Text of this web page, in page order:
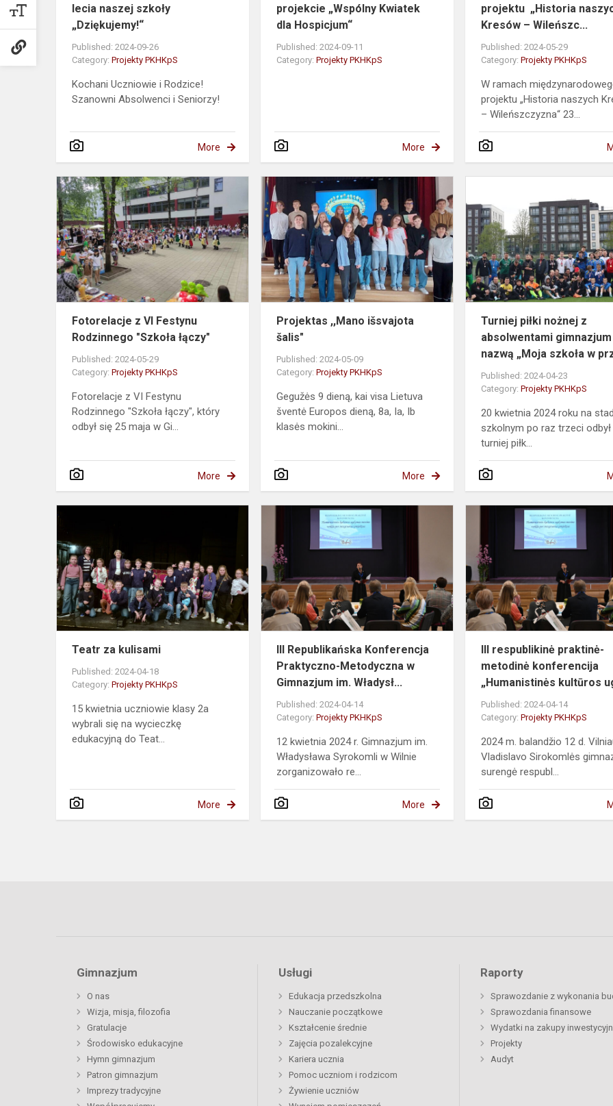
lecia naszej szkoły
„Dziękujemy!“
Published: 2024-09-26
Category: Projekty PKHKpS
Kochani Uczniowie i Rodzice!
Szanowni Absolwenci i Seniorzy!
More
projekcie „Wspólny Kwiatek
dla Hospicjum“
Published: 2024-09-11
Category:Projekty PKHKpS
More
projektu „Historia
Kresów – Wileńszc...
Published: 2024-05-29
Category:Projekty PKHKpS
W ramach
projektu „Historia naszych
– Wileńszczyzna“ 23...
Fotorelacje
VI
Festynu
Rodzinnego
"Szkoła
łączy"
Fotorelacje z VI Festynu
Rodzinnego "Szkoła łączy"
Published: 2024-05-29
Category: Projekty PKHKpS
Fotorelacje z VI Festynu
Rodzinnego "Szkoła łączy", który
odbył się 25 maja w Gi...
More
,,Mano
išsvajota
šalis"
Projektas ,,Mano išsvajota
šalis"
Published: 2024-05-09
Category:Projekty PKHKpS
Gegužės 9 dieną, kai visa Lietuva
šventė Europos dieną, 8a, Ia, Ib
klasės mokini...
More
Turniej piłki nożnej z
absolwentami
nazwą „Moja szkoła w
Published: 2024-04-23
Category:Projekty PKHKpS
20 kwietnia 2024 roku na
szkolnym po raz trzeci
turniej piłk...
kulisami
Teatr za kulisami
Published: 2024-04-18
Category: Projekty PKHKpS
15 kwietnia uczniowie klasy 2a
wybrali się na wycieczkę
edukacyjną do Teat...
More
Konferencja
Praktyczno-
Metodyczna
w
Gimna...
III Republikańska Konferencja
Praktyczno-Metodyczna w
Gimnazjum im. Władysł...
Published: 2024-04-14
Category:Projekty PKHKpS
12 kwietnia 2024 r. Gimnazjum im.
Władysława Syrokomli w Wilnie
zorganizowało re...
More
III respublikinė praktinė-
metodinė konferencija
„Humanistinės kultūros
Published: 2024-04-14
Category:Projekty PKHKpS
2024 m. balandžio 12 d.
Vladislavo Sirokomlės
surengė respubl...
Gimnazjum
O nas
Wizja, misja, filozofia
Gratulacje
Środowisko edukacyjne
Hymn gimnazjum
Patron gimnazjum
Imprezy tradycyjne
Usługi
Edukacja przedszkolna
Nauczanie początkowe
Kształcenie średnie
Zajęcia pozalekcyjne
Kariera ucznia
Pomoc uczniom i rodzicom
Żywienie uczniów
Raporty
Sprawozdanie z wykonania
Sprawozdania finansowe
Wydatki na zakupy
Projekty
Audyt